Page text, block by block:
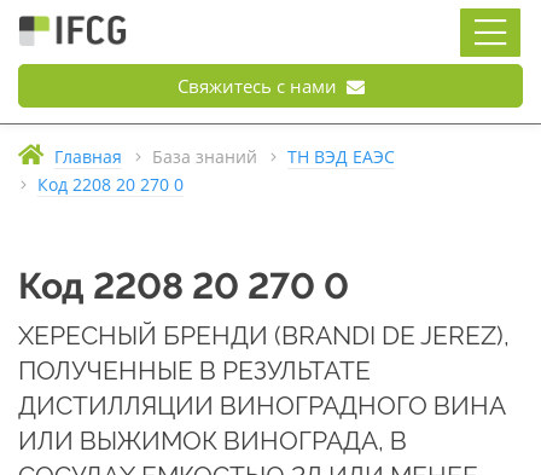
Свяжитесь с нами
Главная База знаний
ТН ВЭД ЕАЭС
Код 2208 20 270 0
Код 2208 20 270 0
ХЕРЕСНЫЙ БРЕНДИ (BRANDI DE JEREZ),
ПОЛУЧЕННЫЕ В РЕЗУЛЬТАТЕ
ДИСТИЛЛЯЦИИ ВИНОГРАДНОГО ВИНА
ИЛИ ВЫЖИМОК ВИНОГРАДА, В